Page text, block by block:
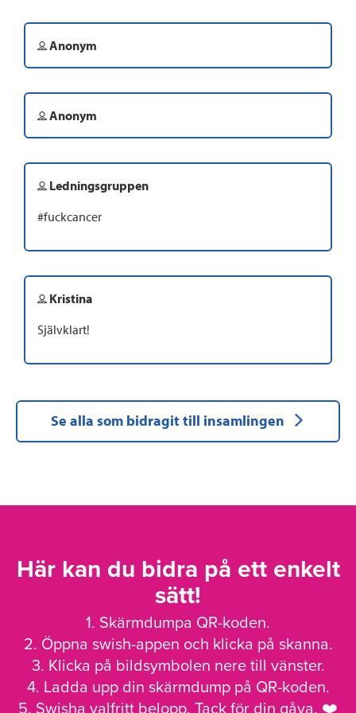
Anonym
Anonym
Ledningsgruppen
#fuckcancer
Kristina
Självklart!
Se alla som bidragit till insamlingen
Här kan du bidra på ett enkelt
sätt!
1. Skärmdumpa QR-koden.
2. Öppna swish-appen och klicka på skanna.
3. Klicka på bildsymbolen nere till vänster.
4. Ladda upp din skärmdump på QR-koden.
5. Swisha valfritt belopp. Tack för din gåva. ❤️